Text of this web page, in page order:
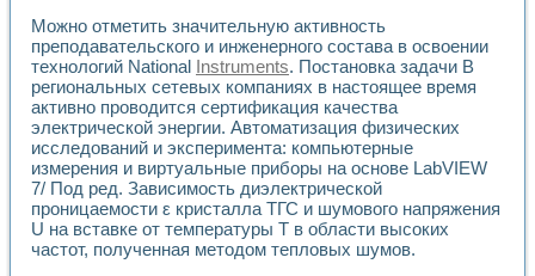
Можно отметить значительную активность
преподавательского и инженерного состава в освоении
технологий National Instruments. Постановка задачи В
региональных сетевых компаниях в настоящее время
активно проводится сертификация качества
электрической энергии. Автоматизация физических
исследований и эксперимента: компьютерные
измерения и виртуальные приборы на основе LabVIEW
7/ Под ред. Зависимость диэлектрической
проницаемости ε кристалла ТГС и шумового напряжения
U на вставке от температуры Т в области высоких
частот, полученная методом тепловых шумов.